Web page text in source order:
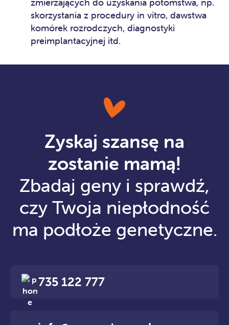
zmierzających do uzyskania potomstwa, np.
skorzystania z procedury in vitro, dawstwa
komórek rozrodczych, diagnostyki
preimplantacyjnej itd.
Zyskaj szansę na
zostanie mamą!
Zbadaj geny i sprawdź,
czy Twoja niepłodność
ma podłoże genetyczne.
735 122 777